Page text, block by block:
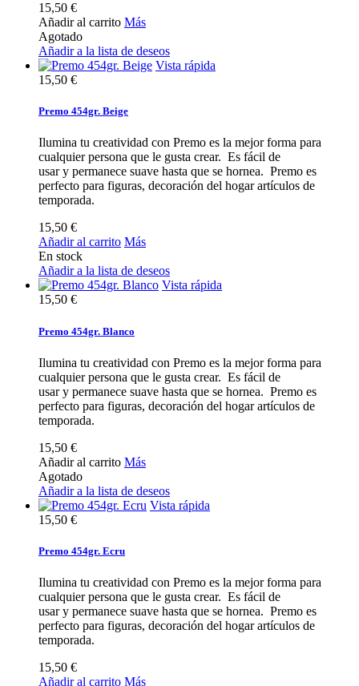
15,50 €
Añadir al carrito Más
Agotado
Añadir a la lista de deseos
Vista rápida
15,50 €
Premo 454gr. Beige
Ilumina tu creatividad con Premo es la mejor forma para
cualquier persona que le gusta crear. Es fácil de
usar y permanece suave hasta que se hornea. Premo es
perfecto para figuras, decoración del hogar artículos de
temporada.
15,50 €
Añadir al carrito Más
En stock
Añadir a la lista de deseos
Vista rápida
15,50 €
Premo 454gr. Blanco
Ilumina tu creatividad con Premo es la mejor forma para
cualquier persona que le gusta crear. Es fácil de
usar y permanece suave hasta que se hornea. Premo es
perfecto para figuras, decoración del hogar artículos de
temporada.
15,50 €
Añadir al carrito Más
Agotado
Añadir a la lista de deseos
Vista rápida
15,50 €
Premo 454gr. Ecru
Ilumina tu creatividad con Premo es la mejor forma para
cualquier persona que le gusta crear. Es fácil de
usar y permanece suave hasta que se hornea. Premo es
perfecto para figuras, decoración del hogar artículos de
temporada.
15,50 €
Añadir al carrito Más